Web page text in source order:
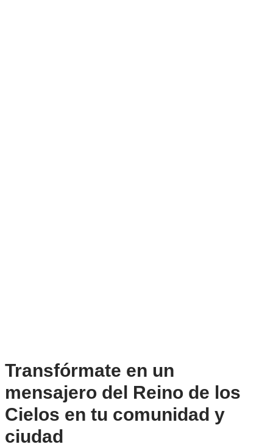
Transfórmate en un
mensajero del Reino de los
Cielos en tu comunidad y
ciudad